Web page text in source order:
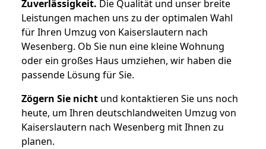
Zuverlässigkeit. Die Qualität und unser breite
Leistungen machen uns zu der optimalen Wahl
für Ihren Umzug von Kaiserslautern nach
Wesenberg. Ob Sie nun eine kleine Wohnung
oder ein großes Haus umziehen, wir haben die
passende Lösung für Sie.
Zögern Sie nicht und kontaktieren Sie uns noch
heute, um Ihren deutschlandweiten Umzug von
Kaiserslautern nach Wesenberg mit Ihnen zu
planen.